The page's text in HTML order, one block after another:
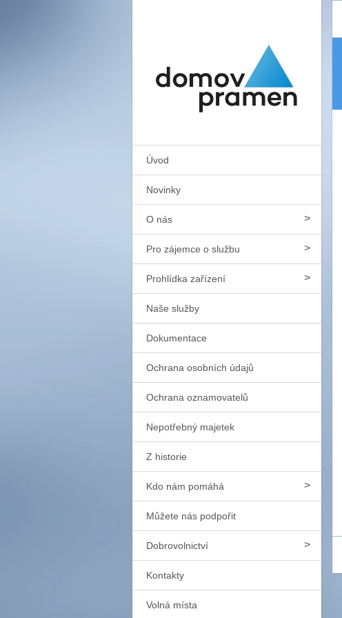
Úvod
Novinky
O nás
Pro zájemce o službu
Prohlídka zařízení
Naše služby
Dokumentace
Ochrana osobních údajů
Ochrana oznamovatelů
Nepotřebný majetek
Z historie
Kdo nám pomáhá
Můžete nás podpořit
Dobrovolnictví
Kontakty
Volná místa